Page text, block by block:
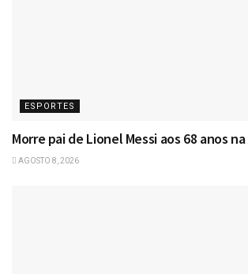
ESPORTES
Morre pai de Lionel Messi aos 68 anos
AGOSTO 8, 2026